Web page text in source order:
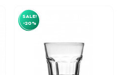
SALE!
-20%